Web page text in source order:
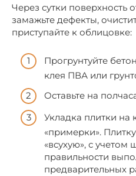
Через сутки поверхность
замажьте дефекты,
приступайте к облицовке:
Прогрунтуйте
клея ПВА или
Оставьте на
Укладка плитки на
«примерки».
«всухую», с учетом
правильности
предварительных